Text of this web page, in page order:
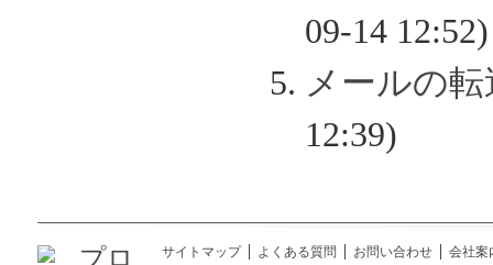
09-14 12:52)
メールの
12:39)
サイトマップ よくある質問 お問い合わせ 会社案